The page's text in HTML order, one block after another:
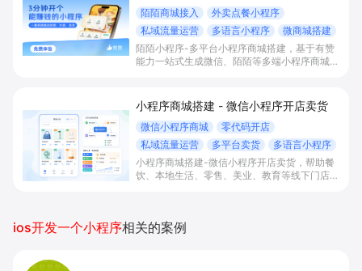
陌陌商城接入
外卖点餐小程序
私域流量运营
多语言小程序
微商城搭建
陌陌小程序-多平台小程序商城搭建，基于有赞
能力一站式生成微信、陌陌等多端小程序商城，
复购增长。
小程序商城搭建 - 微信小程序开店卖货
微信小程序商城
零代码开店
私域流量运营
多平台卖货
多语言小程序
小程序商城搭建-微信小程序开店卖货，帮助餐
饮、本地生活、零售、美业、教育等线下门店及
ios开发一个小程序相关的案例